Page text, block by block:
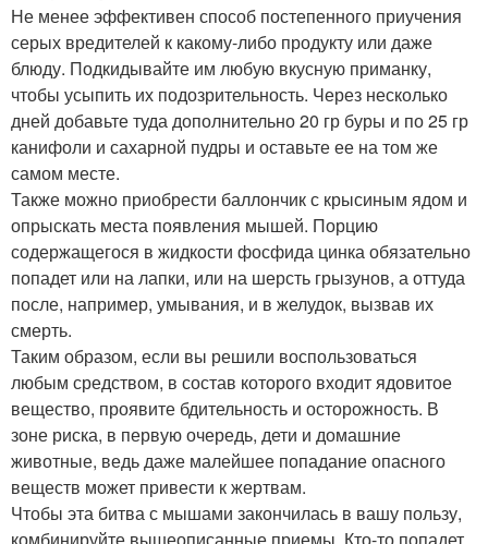
Не менее эффективен способ постепенного приучения
серых вредителей к какому-либо продукту или даже
блюду. Подкидывайте им любую вкусную приманку,
чтобы усыпить их подозрительность. Через несколько
дней добавьте туда дополнительно 20 гр буры и по 25 гр
канифоли и сахарной пудры и оставьте ее на том же
самом месте.
Также можно приобрести баллончик с крысиным ядом и
опрыскать места появления мышей. Порцию
содержащегося в жидкости фосфида цинка обязательно
попадет или на лапки, или на шерсть грызунов, а оттуда
после, например, умывания, и в желудок, вызвав их
смерть.
Таким образом, если вы решили воспользоваться
любым средством, в состав которого входит ядовитое
вещество, проявите бдительность и осторожность. В
зоне риска, в первую очередь, дети и домашние
животные, ведь даже малейшее попадание опасного
веществ может привести к жертвам.
Чтобы эта битва с мышами закончилась в вашу пользу,
комбинируйте вышеописанные приемы. Кто-то попадет